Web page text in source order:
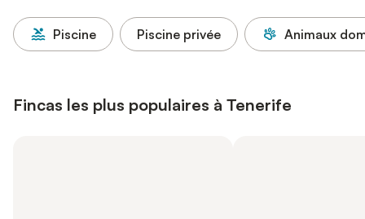
Piscine Piscine privée Animaux
Fincas les plus populaires à Tenerife